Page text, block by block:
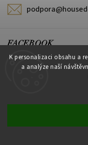
K personalizaci obsahu a
a analýze naší
FACEBOOK